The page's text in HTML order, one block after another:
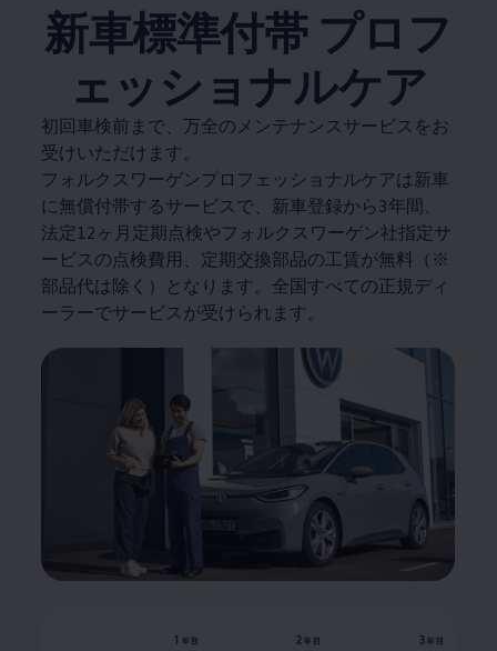
新車標準付帯 プロフ
ェッショナルケア
初回車検前まで、万全のメンテナンスサービスをお
受けいただけます。
フォルクスワーゲンプロフェッショナルケアは新車
に無償付帯するサービスで、新車登録から3年間、
法定12ヶ月定期点検やフォルクスワーゲン社指定サ
ービスの点検費用、定期交換部品の工賃が無料（※
部品代は除く）となります。全国すべての正規ディ
ーラーでサービスが受けられます。